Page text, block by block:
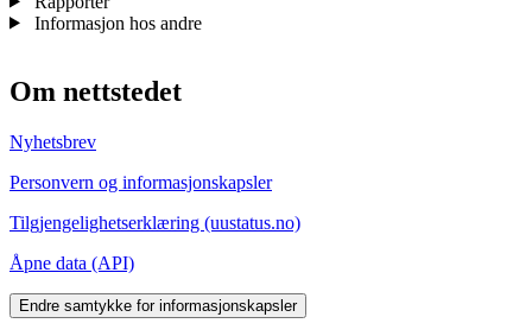
Informasjon hos andre
Om nettstedet
Nyhetsbrev
Personvern og informasjonskapsler
Tilgjengelighetserklæring (uustatus.no)
Åpne data (API)
Endre samtykke for informasjonskapsler